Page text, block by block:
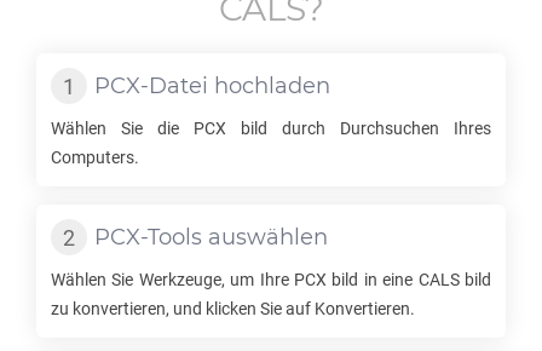
CALS?
PCX-Datei hochladen
Wählen Sie die PCX bild durch Durchsuchen Ihres
Computers.
PCX-Tools auswählen
Wählen Sie Werkzeuge, um Ihre PCX bild in eine CALSbild
zu konvertieren, und klicken Sie auf Konvertieren.